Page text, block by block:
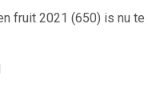
fruit 2021 (650) is nu